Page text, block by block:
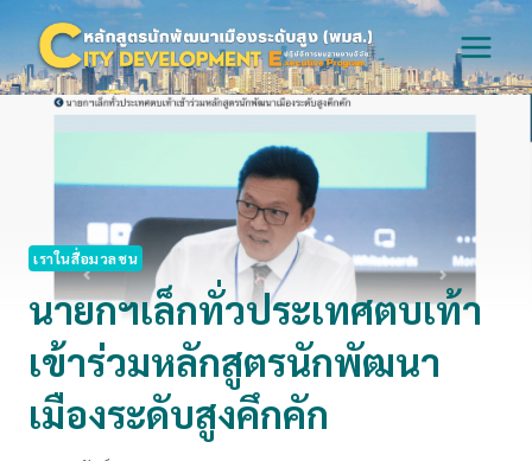
content
เราในสื่อมวลชน
นายกฯเล็กทั่วประเทศตบเท้า
เข้าร่วมหลักสูตรนักพัฒนา
เมืองระดับสูงคึกคัก